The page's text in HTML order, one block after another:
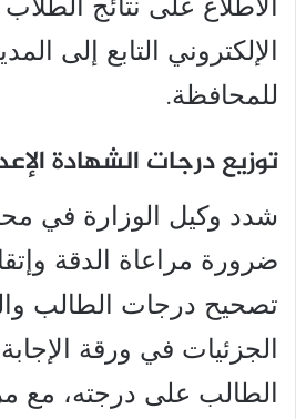
الإلكتروني التابع إلى
للمحافظة.
توزيع درجات الشهادة
شدد وكيل الوزارة في
ضرورة مراعاة الدقة
تصحيح درجات الطالب
الجزئيات في ورقة
الطالب على درجته، مع